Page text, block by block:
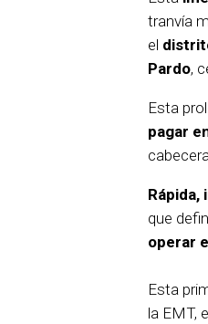
tranvía
el
Pardo,
Esta
pagar
Rápida,
que
operar
Esta
la EMT,